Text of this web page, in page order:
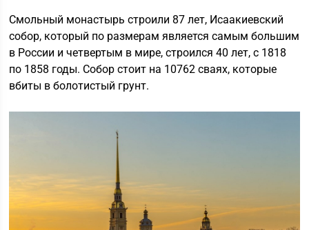
Смольный монастырь строили 87 лет, Исаакиевский
собор, который по размерам является самым большим
в России и четвертым в мире, строился 40 лет, с 1818
по 1858 годы. Собор стоит на 10762 сваях, которые
вбиты в болотистый грунт.